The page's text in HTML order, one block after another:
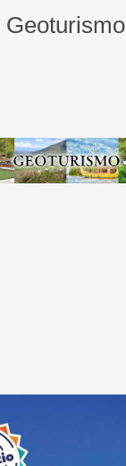
Geoturismo